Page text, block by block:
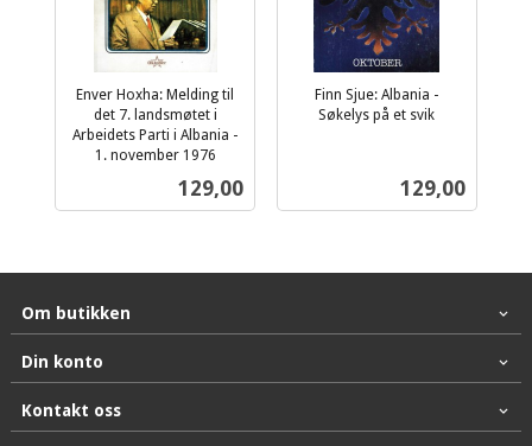
Enver Hoxha: Melding til
det 7. landsmøtet i
Arbeidets Parti i Albania -
1. november 1976
Pris
129,00
Finn Sjue: Albania -
Søkelys på et svik
Pris
129,00
Om butikken
Din konto
Kontakt oss